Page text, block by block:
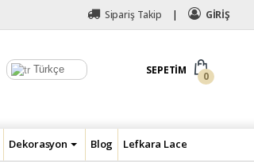
Sipariş Takip GİRİŞ
Türkçe SEPETIM
0
Dekorasyon Blog Lefkara Lace